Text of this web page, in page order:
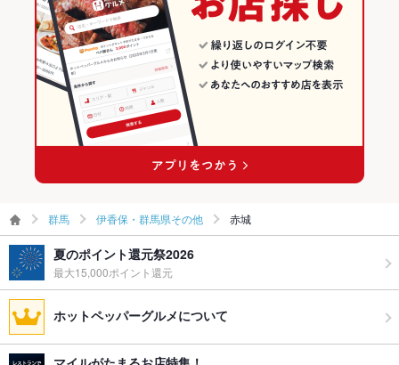
群馬 伊香保・群馬県その他 赤城
夏のポイント還元祭2026
最大15,000ポイント還元
ホットペッパーグルメについて